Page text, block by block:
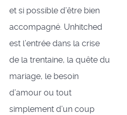
et si possible d’être bien
accompagné. Unhitched
est l’entrée dans la crise
de la trentaine, la quête du
mariage, le besoin
d’amour ou tout
simplement d’un coup